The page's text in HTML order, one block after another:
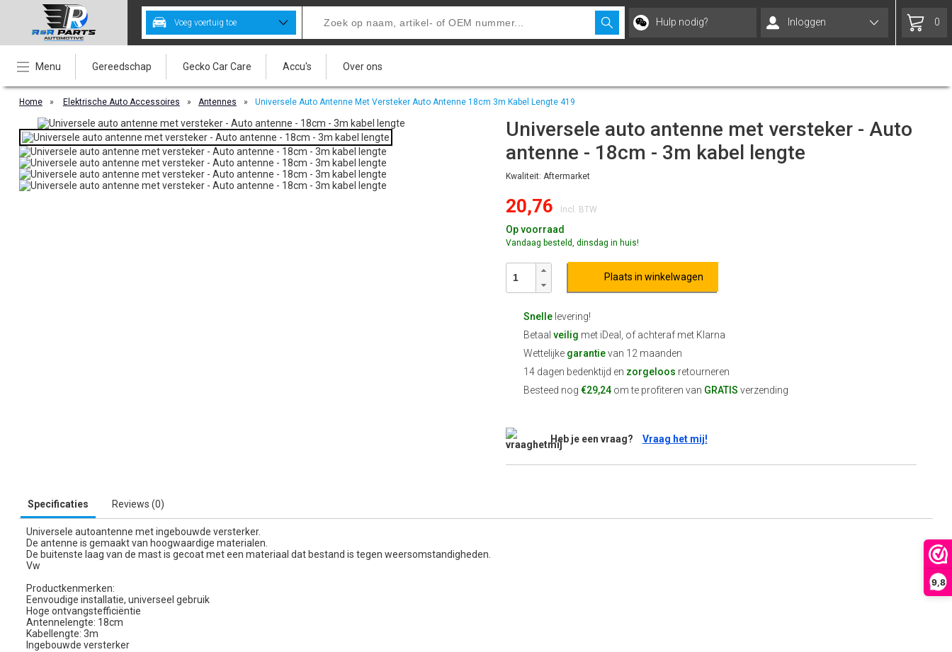
9,8
Voeg voertuig toe Hulp nodig? Inloggen 0
Menu Gereedschap Gecko Car Care Accu's Over ons
Home » Elektrische Auto Accessoires » Antennes » Universele Auto Antenne Met Versteker Auto Antenne 18cm 3m Kabel Lengte 419
Universele auto antenne met versteker - Auto
antenne - 18cm - 3m kabel lengte
Kwaliteit: Aftermarket
20,76 Incl. BTW
Op voorraad
Vandaag besteld, dinsdag in huis!
Plaats in winkelwagen
Snellelevering!
Betaal veilig met iDeal, of achteraf met Klarna
Wettelijke garantievan 12 maanden
14 dagen bedenktijd en zorgeloos retourneren
Besteed nog €29,24om te profiteren van GRATIS verzending
Heb je een vraag? Vraag het mij!
Specificaties Reviews (0)
Universele autoantenne met ingebouwde versterker.
De antenne is gemaakt van hoogwaardige materialen.
De buitenste laag van de mast is gecoat met een materiaal dat bestand is tegen weersomstandigheden.
Vw
Productkenmerken:
Eenvoudige installatie, universeel gebruik
Hoge ontvangstefficiëntie
Antennelengte: 18cm
Kabellengte: 3m
Ingebouwde versterker